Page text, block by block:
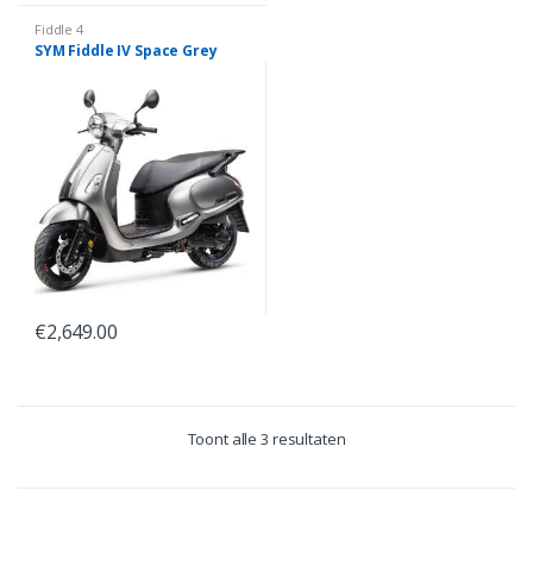
Fiddle 4
SYM Fiddle IV Space Grey
€2,649.00
Toont alle 3 resultaten